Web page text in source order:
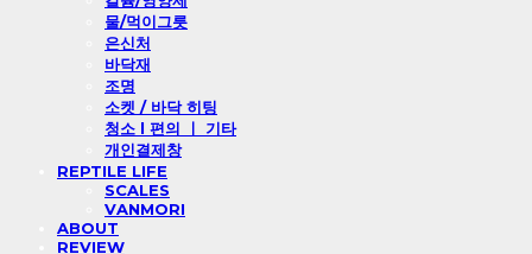
물/먹이그릇
은신처
바닥재
조명
소켓 / 바닥 히팅
청소 l 편의 ㅣ 기타
개인결제창
REPTILE LIFE
SCALES
VANMORI
ABOUT
REVIEW